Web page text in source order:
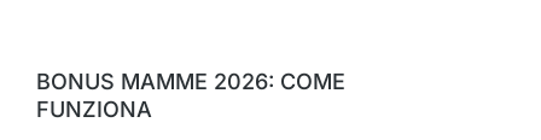
BONUS MAMME 2026: COME
FUNZIONA